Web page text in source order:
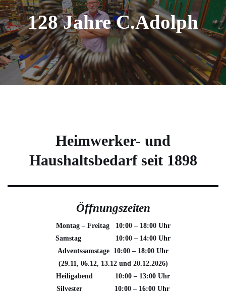
128 Jahre C.Adolph
Heimwerker- und
Haushaltsbedarf seit 1898
Öffnungszeiten
Montag – Freitag 10:00 – 18:00 Uhr
Samstag 10:00 – 14:00 Uhr
Adventssamstage 10:00 – 18:00 Uhr
(29.11, 06.12, 13.12 und 20.12.2026)
Heiligabend 10:00 – 13:00 Uhr
Silvester 10:00 – 16:00 Uhr